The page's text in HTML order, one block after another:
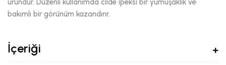
bakımlı bir görünüm kazandırır.
İçeriği